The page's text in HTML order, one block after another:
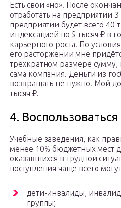
Есть свои «но». После
отработать на предприятии
предприятии будет всего 40
индексацией по 5 тысяч ₽ в
карьерного роста. По
его расторжении мне
трёхкратном размере
сама компания. Деньги из
возвращать не нужно. Мой
тысяч ₽.
4.
Учебные заведения, как
менее 10% бюджетных мест
оказавшихся в трудной
поступления чаще всего
дети-инвалиды,
группы;